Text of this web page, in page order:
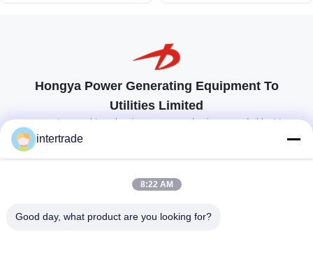
Hongya Power Generating Equipment To
Utilities Limited
op maat gemaakte oplossingen om aan de eisen van de klant te
86-28-37561966-8:00
intertrade
8:22 AM
Good day, what product are you looking for?